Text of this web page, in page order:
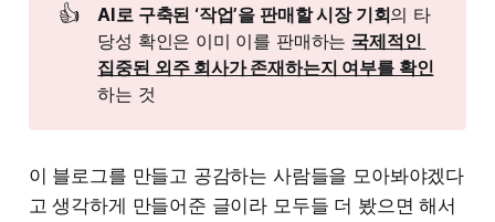
👍 AI로 구축된 ‘작업’을 판매할 시장 기회의 타
당성 확인은 이미 이를 판매하는 국제적인
집중된 외주 회사가 존재하는지 여부를 확인
하는 것
이 블로그를 만들고 공감하는 사람들을 모아봐야겠다
고 생각하게 만들어준 글이라 모두들 더 봤으면 해서